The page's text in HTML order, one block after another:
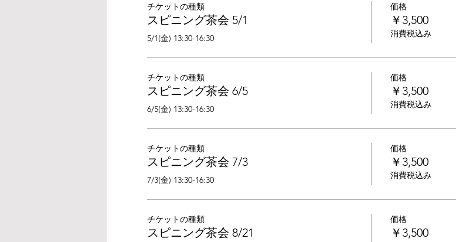
チケットの種類
スピニング茶会 5/1
5/1(金) 13:30-16:30
価格
￥3,500
消費税込み
チケットの種類
スピニング茶会 6/5
6/5(金) 13:30-16:30
価格
￥3,500
消費税込み
チケットの種類
スピニング茶会 7/3
7/3(金) 13:30-16:30
価格
￥3,500
消費税込み
チケットの種類
スピニング茶会 8/21
価格
￥3,500